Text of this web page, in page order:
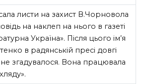
листи на захист В.Чорновола
на наклеп на нього в газеті
Україна». Після цього ім’я
в радянській пресі довгі
згадувалося. Вона працювала